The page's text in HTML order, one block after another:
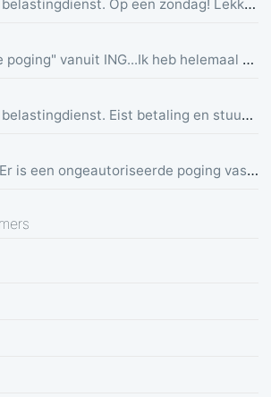
Doet zich voor als belastingdienst. Op een zondag! Lekker dom
"ongeautoriseerde poging" vanuit ING...Ik heb helemaal geen rekening bij ING :)
Doet zich voor als belastingdienst. Eist betaling en stuurt link in bericht met dreiging van beslaglegging.
sms met melding: Er is een ongeautoriseerde poging vastgesteld vanuit Duitsland was u dit niet? Bel de alarmlijn op 0113336916